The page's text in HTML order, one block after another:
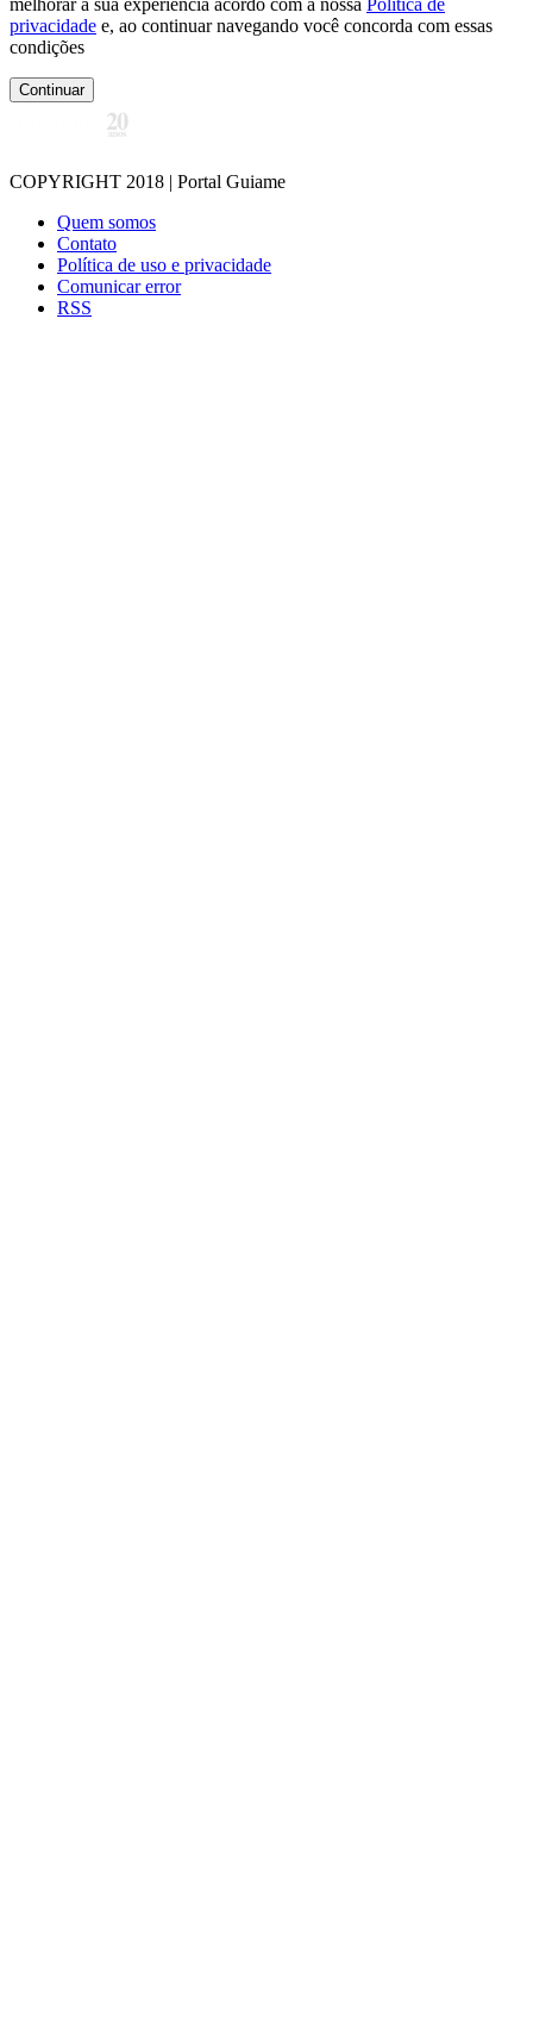
melhorar a sua experiência acordo com a nossa Politica de
privacidade e, ao continuar navegando você concorda com essas
condições
Continuar
COPYRIGHT 2018 | Portal Guiame
Quem somos
Contato
Política de uso e privacidade
Comunicar error
RSS